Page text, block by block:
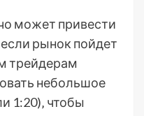
может привести
рынок пойдет
трейдерам
небольшое
1:20)‚ чтобы